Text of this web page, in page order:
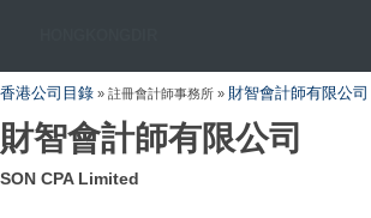
香港公司目錄 » 註冊會計師事務所 » 財智會計師有限公司
財智會計師有限公司
SON CPA Limited